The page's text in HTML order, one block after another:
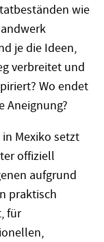
wie
je die Ideen,
verbreitet und
Wo endet
Mexiko setzt
offiziell
aufgrund
praktisch
für